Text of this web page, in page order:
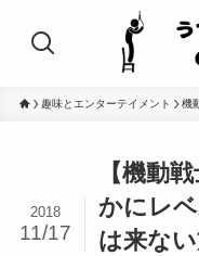
趣味とエンターテイメント 機
【機動
かにレ
は来な
2018
11/17